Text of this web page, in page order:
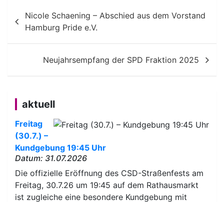
Beitragsnavigation
Nicole Schaening – Abschied aus dem Vorstand
Hamburg Pride e.V.
Neujahrsempfang der SPD Fraktion 2025
aktuell
Freitag
(30.7.) –
Kundgebung 19:45 Uhr
Datum: 31.07.2026
Die offizielle Eröffnung des CSD-Straßenfests am
Freitag, 30.7.26 um 19:45 auf dem Rathausmarkt
ist zugleiche eine besondere Kundgebung mit